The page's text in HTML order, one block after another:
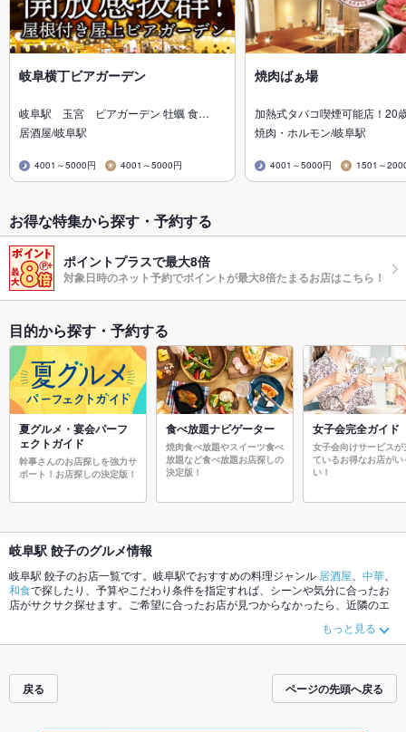
岐阜横丁ビアガーデン
岐阜駅 玉宮 ビアガーデン 牡蠣 食…
居酒屋/岐阜駅
4001～5000円 4001～5000円
焼肉ばぁ場
加熱式タバコ喫煙可能店！20
焼肉・ホルモン/岐阜駅
4001～5000円 1501～
お得な特集から探す・予約する
ポイントプラスで最大8倍
対象日時のネット予約でポイントが最大8倍たまるお店はこちら！
目的から探す・予約する
夏グルメ・宴会パーフ
ェクトガイド
幹事さんのお店探しを強力サ
ポート！お店探しの決定版！
食べ放題ナビゲーター
焼肉食べ放題やスイーツ食べ
放題など食べ放題お店探しの
決定版！
女子会完全ガイド
女子会向けサービスが
ているお得なお店がい
い！
岐阜駅 餃子のグルメ情報
岐阜駅 餃子のお店一覧です。岐阜駅でおすすめの料理ジャンル 居酒屋 中華
和食で探したり、予算やこだわり条件を指定すれば、シーンや気分に合ったお
店がサクサク探せます。ご希望に合ったお店が見つからなかったら、近隣のエ
からあげ、お茶
漬け、手羽先や季節のおすすめ料理など、お店の最新情報をご紹介しているの
どうしの飲み会にも、会社の宴会にも、デートやパーティーにもお得に便利に
ホットペッパーグルメをご利用ください。
もっと見る
戻る ページの先頭へ戻る